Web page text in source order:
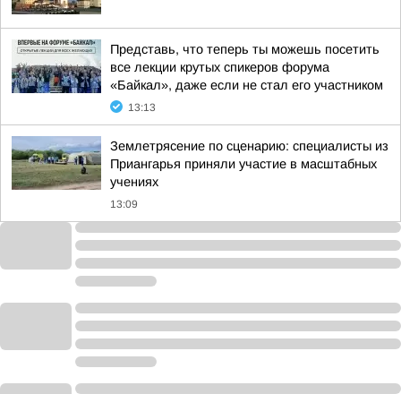
Представь, что теперь ты можешь посетить
все лекции крутых спикеров форума
«Байкал», даже если не стал его участником
13:13
Землетрясение по сценарию: специалисты из
Приангарья приняли участие в масштабных
учениях
13:09